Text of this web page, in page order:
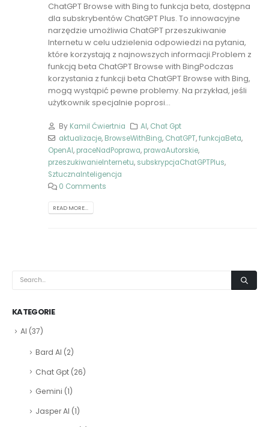
ChatGPT Browse with Bing to funkcja beta, dostępna
dla subskrybentów ChatGPT Plus. To innowacyjne
narzędzie umożliwia ChatGPT przeszukiwanie
Internetu w celu udzielenia odpowiedzi na pytania,
które korzystają z najnowszych informacji.Problem z
funkcją beta ChatGPT Browse with BingPodczas
korzystania z funkcji beta ChatGPT Browse with Bing,
mogą wystąpić pewne problemy. Na przykład, jeśli
użytkownik specjalnie poprosi...
By Kamil Ćwiertnia AI, Chat Gpt
aktualizacje, BrowseWithBing, ChatGPT,funkcjaBeta,
OpenAI, praceNadPoprawa, prawaAutorskie,
przeszukiwanieInternetu, subskrypcjaChatGPTPlus,
SztucznaInteligencja
0 Comments
READ MORE...
KATEGORIE
AI (37)
Bard AI (2)
Chat Gpt (26)
Gemini (1)
Jasper AI (1)